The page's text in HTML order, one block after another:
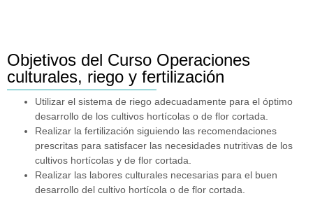
Objetivos del Curso Operaciones
culturales, riego y fertilización
Utilizar el sistema de riego adecuadamente para el óptimo
desarrollo de los cultivos hortícolas o de flor cortada.
Realizar la fertilización siguiendo las recomendaciones
prescritas para satisfacer las necesidades nutritivas de los
cultivos hortícolas y de flor cortada.
Realizar las labores culturales necesarias para el buen
desarrollo del cultivo hortícola o de flor cortada.